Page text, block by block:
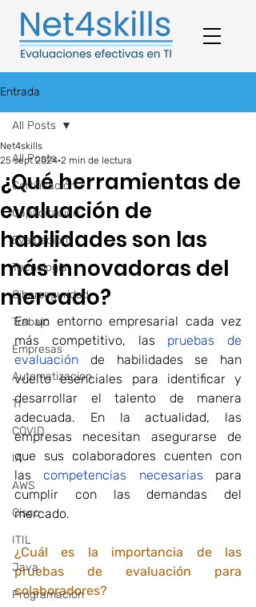
Entrada
All Posts
Certificación
Capacitación
Evaluación
Tecnología
Ciberseguridad
Trabajo
Empresas
Automatizacion
TI
COVID
IA
AWS
Cisco
ITIL
Java
Programación
All Posts
¿Qué herramientas de
evaluación de
habilidades son las
más innovadoras del
mercado?
Net4skills
25 sept 2024 2 min de lectura
En un entorno empresarial cada vez
más competitivo, las pruebas de
evaluación de habilidades se han
vuelto esenciales para identificar y
desarrollar el talento de manera
adecuada. En la actualidad, las
empresas necesitan asegurarse de
que sus colaboradores cuenten con
las competencias necesarias para
cumplir con las demandas del
mercado.
¿Cuál es la importancia de las
pruebas de evaluación para
colaboradores?